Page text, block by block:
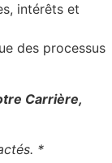
intérêts et
des processus
Carrière,
*